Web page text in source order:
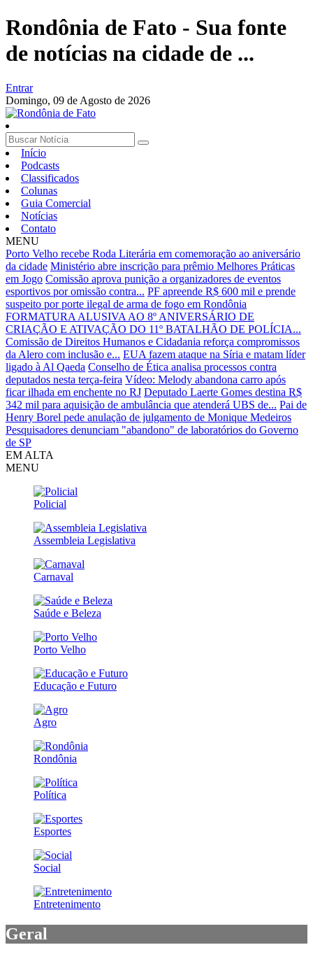
Rondônia de Fato - Sua fonte
de notícias na cidade de ...
Entrar
Domingo, 09 de Agosto de 2026
Início
Podcasts
Classificados
Colunas
Guia Comercial
Notícias
Contato
MENU
Porto Velho recebe Roda Literária em comemoração ao aniversário
da cidade Ministério abre inscrição para prêmio Melhores Práticas
em Jogo Comissão aprova punição a organizadores de eventos
esportivos por omissão contra... PF apreende R$ 600 mil e prende
suspeito por porte ilegal de arma de fogo em Rondônia
FORMATURA ALUSIVA AO 8º ANIVERSÁRIO DE
CRIAÇÃO E ATIVAÇÃO DO 11º BATALHÃO DE POLÍCIA...
Comissão de Direitos Humanos e Cidadania reforça compromissos
da Alero com inclusão e... EUA fazem ataque na Síria e matam líder
ligado à Al Qaeda Conselho de Ética analisa processos contra
deputados nesta terça-feira Vídeo: Melody abandona carro após
ficar ilhada em enchente no RJ Deputado Laerte Gomes destina R$
342 mil para aquisição de ambulância que atenderá UBS de... Pai de
Henry Borel pede anulação de julgamento de Monique Medeiros
Pesquisadores denunciam "abandono" de laboratórios do Governo
de SP
EM ALTA
MENU
Policial
Assembleia Legislativa
Carnaval
Saúde e Beleza
Porto Velho
Educação e Futuro
Agro
Rondônia
Política
Esportes
Social
Entretenimento
Geral